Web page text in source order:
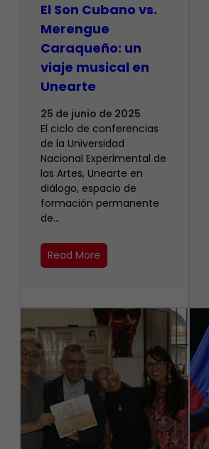
El Son Cubano vs.
Merengue
Caraqueño: un
viaje musical en
Unearte
25 de junio de 2025
El ciclo de conferencias
de la Universidad
Nacional Experimental de
las Artes, Unearte en
diálogo, espacio de
formación permanente
de…
Read More